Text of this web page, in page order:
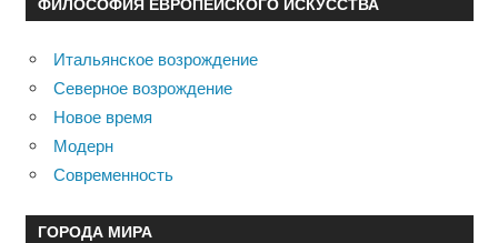
ФИЛОСОФИЯ ЕВРОПЕЙСКОГО ИСКУССТВА
Итальянское возрождение
Северное возрождение
Новое время
Модерн
Современность
ГОРОДА МИРА